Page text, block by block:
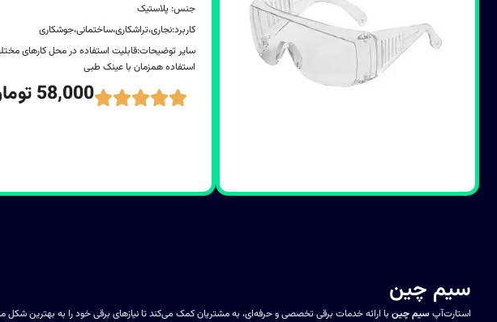
جنس: پلاستیک
کاربرد:نجاری،تراشکاری،ساختمانی،جوشکاری
سایر توضیحات:قابلیت استفاده در محل کارهای
استفاده همزمان با عینک طبی
58,000 تومان
سیم چین
استارت‌آپ سیم چین با ارائه خدمات برقی تخصصی و حرفه‌ای، به مشتریان کمک می‌کند تا نیازهای برقی خود را به بهترین